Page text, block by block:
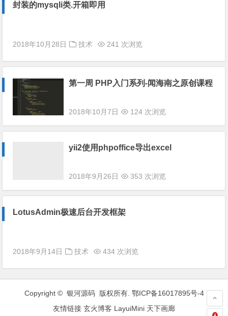
封装的mysqli类.开箱即用
2018年10月28日 技术 241 次浏览
第一周 PHP入门系列-闻海南之原创课程
2018年10月7日 124 次浏览
yii2使用phpoffice导出excel
2018年9月26日 353 次浏览
LotusAdmin极速后台开发框架
2018年9月14日 技术 434 次浏览
Copyright © 银河源码 版权所有. 鄂ICP备16017895号-4
友情链接 玄火博客 LayuiMini 天下画廊